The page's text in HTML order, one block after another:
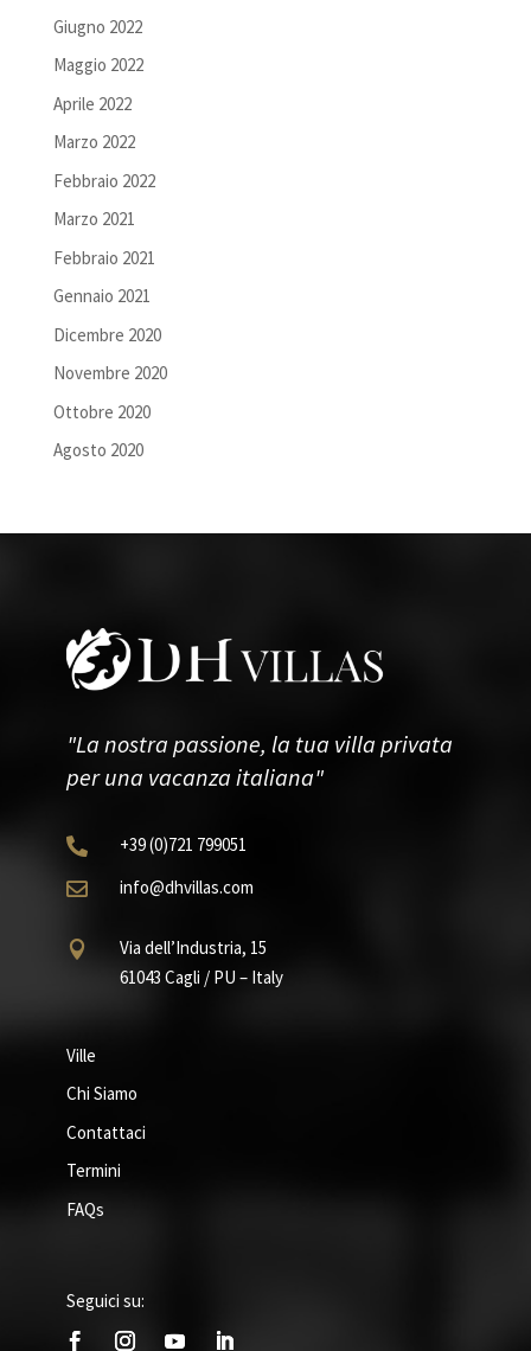
Giugno 2022
Maggio 2022
Aprile 2022
Marzo 2022
Febbraio 2022
Marzo 2021
Febbraio 2021
Gennaio 2021
Dicembre 2020
Novembre 2020
Ottobre 2020
Agosto 2020
"La nostra passione, la tua villa privata
per una vacanza italiana"
 +39(0)721 799051
 info@dhvillas.com

Via dell’Industria, 15
61043 Cagli / PU – Italy
Ville
Chi Siamo
Contattaci
Termini
FAQs
Seguici su: